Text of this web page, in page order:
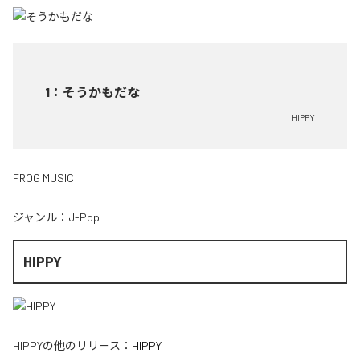
1 ： そうかもだな
HIPPY
FROG MUSIC
ジャンル： J-Pop
HIPPY
HIPPYの他のリリース： HIPPY